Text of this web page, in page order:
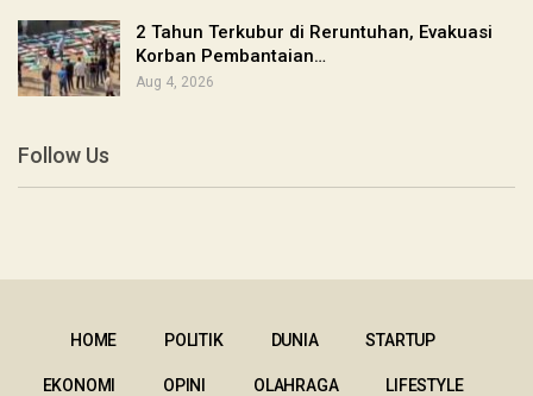
2 Tahun Terkubur di Reruntuhan, Evakuasi
Korban Pembantaian…
Aug 4, 2026
Follow Us
HOME POLITIK DUNIA STARTUP
EKONOMI OPINI OLAHRAGA LIFESTYLE